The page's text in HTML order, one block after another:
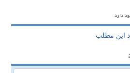
دارد
این مطلب